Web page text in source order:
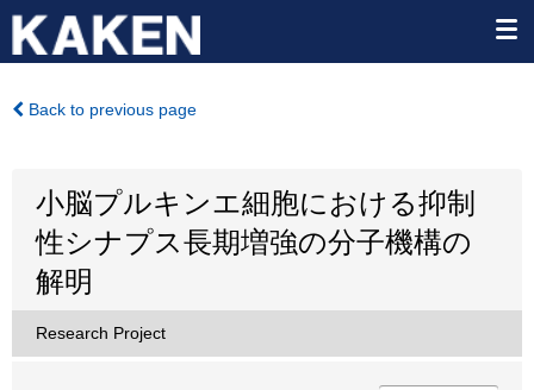
Back to previous page
小脳プルキンエ細胞における抑制
性シナプス長期増強の分子機構の
解明
Research Project